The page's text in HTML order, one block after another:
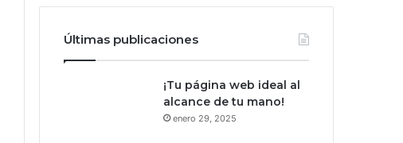
Últimas publicaciones
¡Tu página web ideal al
alcance de tu mano!
enero 29, 2025